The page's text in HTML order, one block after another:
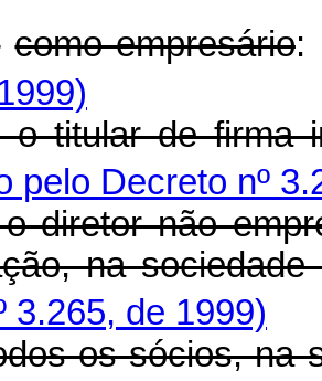
como empresário:
o titular de firma
pelo Decreto nº
diretor não
na sociedade
3.265, de 1999)
os sócios, na